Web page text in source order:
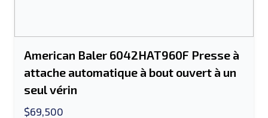
American Baler 6042HAT960F Presse à
attache automatique à bout ouvert à un
seul vérin
$69,500